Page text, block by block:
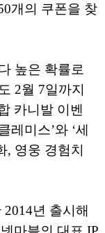
개의 쿠폰을 찾
높은 확률로
2월 7일까지
카니발 이벤
레미스’와 ‘세
, 영웅 경험치
년 출시해